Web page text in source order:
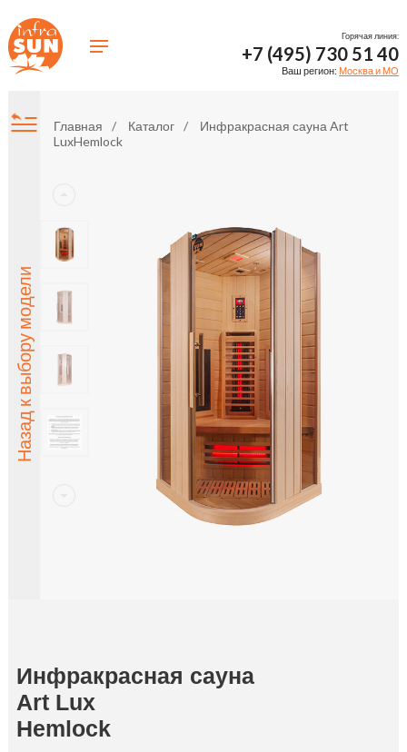
Горячая линия:
+7 (495) 730 51 40
Ваш регион: Москва и МО
Назад к выбору модели
Главная Каталог
Инфракрасная сауна Art
LuxHemlock
Инфракрасная сауна
Art Lux
Hemlock